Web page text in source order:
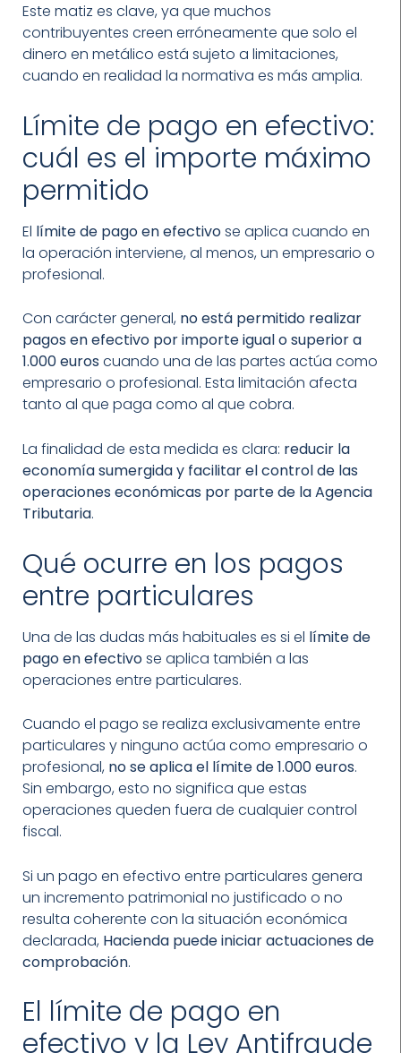
Este matiz es clave, ya que muchos
contribuyentes creen erróneamente que solo el
dinero en metálico está sujeto a limitaciones,
cuando en realidad la normativa es más amplia.
Límite de pago en efectivo:
cuál es el importe máximo
permitido
El límite de pago en efectivose aplica cuando en
la operación interviene, al menos, un empresario o
profesional.
Con carácter general, no está permitido realizar
pagos en efectivo por importe igual o superior a
1.000 euroscuando una de las partes actúa como
empresario o profesional. Esta limitación afecta
tanto al que paga como al que cobra.
La finalidad de esta medida es clara: reducir la
economía sumergida y facilitar el control de las
operaciones económicas por parte de la Agencia
Tributaria.
Qué ocurre en los pagos
entre particulares
Una de las dudas más habituales es si el límite de
pago en efectivose aplica también a las
operaciones entre particulares.
Cuando el pago se realiza exclusivamente entre
particulares y ninguno actúa como empresario o
profesional, no se aplica el límite de 1.000 euros.
Sin embargo, esto no significa que estas
operaciones queden fuera de cualquier control
fiscal.
Si un pago en efectivo entre particulares genera
un incremento patrimonial no justificado o no
resulta coherente con la situación económica
declarada, Hacienda puede iniciar actuaciones de
comprobación.
El límite de pago en
efectivo y la Ley Antifraude